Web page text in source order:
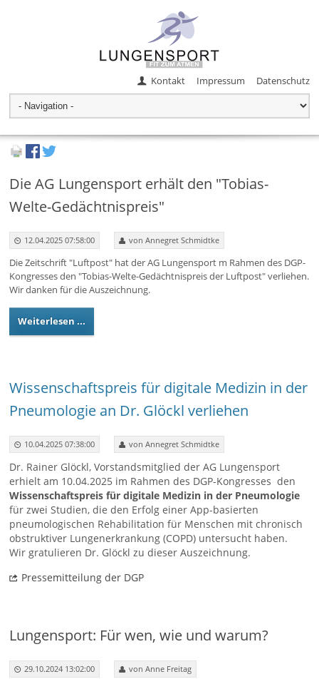
Kontakt Impressum Datenschutz
Die AG Lungensport erhält den "Tobias-
Welte-Gedächtnispreis"
12.04.2025 07:58:00 von Annegret Schmidtke
Die Zeitschrift "Luftpost" hat der AG Lungensport m Rahmen des DGP-
Kongresses den "Tobias-Welte-Gedächtnispreis der Luftpost" verliehen.
Wir danken für die Auszeichnung.
Weiterlesen ...
Wissenschaftspreis für digitale Medizin in der
Pneumologie an Dr. Glöckl verliehen
10.04.2025 07:38:00 von Annegret Schmidtke
Dr. Rainer Glöckl, Vorstandsmitglied der AG Lungensport
erhielt am 10.04.2025 im Rahmen des DGP-Kongresses den
Wissenschaftspreis für digitale Medizin in der Pneumologie
für zwei Studien, die den Erfolg einer App-basierten
pneumologischen Rehabilitation für Menschen mit chronisch
obstruktiver Lungenerkrankung (COPD) untersucht haben.
Wir gratulieren Dr. Glöckl zu dieser Auszeichnung.
Pressemitteilung der DGP
Lungensport: Für wen, wie und warum?
29.10.2024 13:02:00 von Anne Freitag